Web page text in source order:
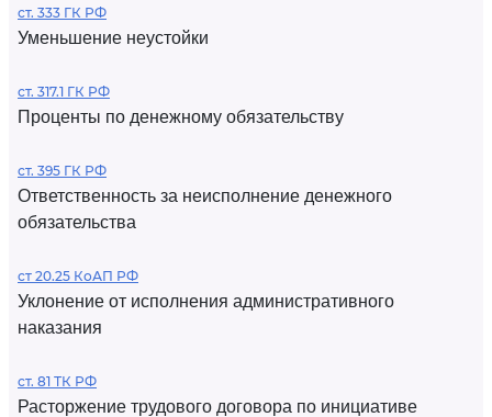
ст. 333 ГК РФ
Уменьшение неустойки
ст. 317.1 ГК РФ
Проценты по денежному обязательству
ст. 395 ГК РФ
Ответственность за неисполнение денежного
обязательства
ст 20.25 КоАП РФ
Уклонение от исполнения административного
наказания
ст. 81 ТК РФ
Расторжение трудового договора по инициативе